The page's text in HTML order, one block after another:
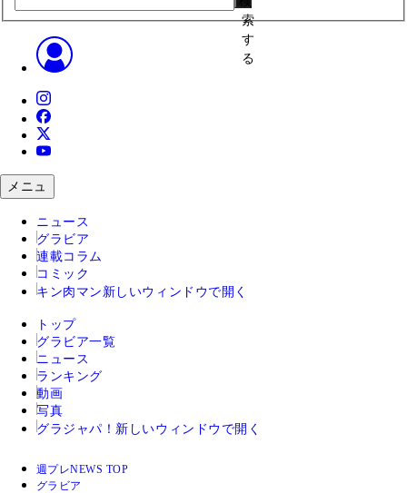
索
す
る
メニュ
ニュース
グラビア
連載コラム
コミック
キン肉マン 新しいウィンドウで開く
トップ
グラビア一覧
ニュース
ランキング
動画
写真
グラジャパ！ 新しいウィンドウで開く
週プレNEWS TOP
グラビア